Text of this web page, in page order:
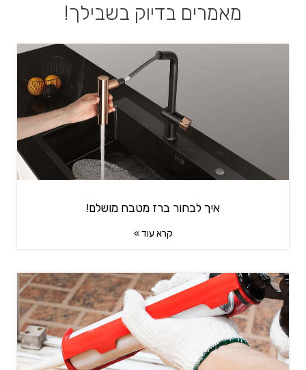
מאמרים בדיוק בשבילך!
איך לבחור ברז מטבח מושלם!
קרא עוד »